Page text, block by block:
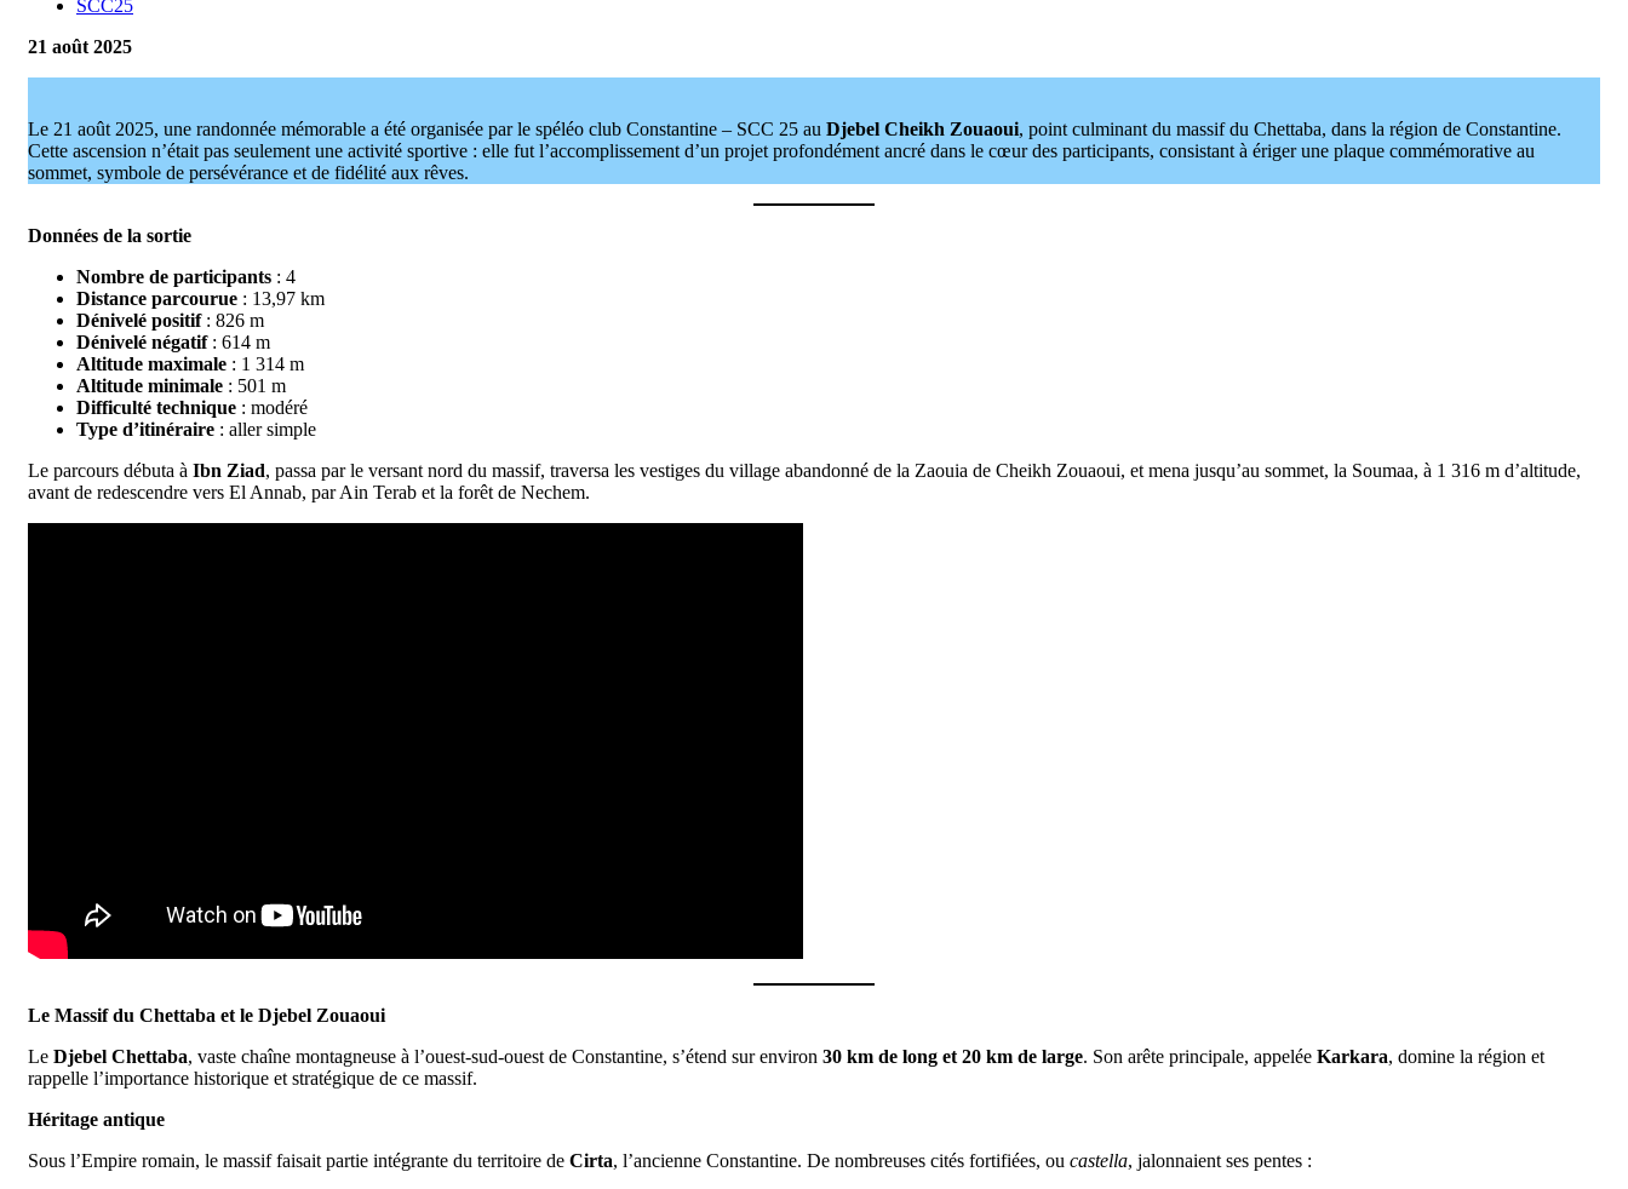
SCC25
21 août 2025
Le 21 août 2025, une randonnée mémorable a été organisée par le spéléo club Constantine – SCC 25 au Djebel Cheikh Zouaoui, point culminant du massif du Chettaba, dans la région de Constantine.
Cette ascension n’était pas seulement une activité sportive : elle fut l’accomplissement d’un projet profondément ancré dans le cœur des participants, consistant à ériger une plaque commémorative au
sommet, symbole de persévérance et de fidélité aux rêves.
Données de la sortie
Nombre de participants : 4
Distance parcourue : 13,97 km
Dénivelé positif: 826 m
Dénivelé négatif: 614 m
Altitude maximale : 1 314 m
Altitude minimale : 501 m
Difficulté technique : modéré
Type d’itinéraire : aller simple
Le parcours débuta à Ibn Ziad, passa par le versant nord du massif, traversa les vestiges du village abandonné de la Zaouia de Cheikh Zouaoui, et mena jusqu’au sommet, la Soumaa, à 1 316 m d’altitude,
avant de redescendre vers El Annab, par Ain Terab et la forêt de Nechem.
Le Massif du Chettaba et le Djebel Zouaoui
Le Djebel Chettaba, vaste chaîne montagneuse à l’ouest-sud-ouest de Constantine, s’étend sur environ 30 km de long et 20 km de large. Son arête principale, appelée Karkara, domine la région et
rappelle l’importance historique et stratégique de ce massif.
Héritage antique
Sous l’Empire romain, le massif faisait partie intégrante du territoire de Cirta, l’ancienne Constantine. De nombreuses cités fortifiées, ou castella, jalonnaient ses pentes :